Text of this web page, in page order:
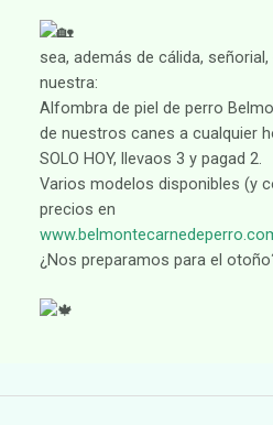
sea, además de cálida,
nuestra:
Alfombra de piel de perro
de nuestros canes a cualquier
SOLO HOY, llevaos 3 y pagad 2.
Varios modelos disponibles (y
precios en
¿Nos preparamos para el